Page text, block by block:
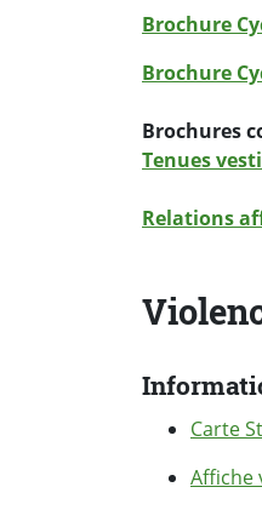
Brochure
Brochure
Brochures
Tenues
Relations
Carte
Affiche